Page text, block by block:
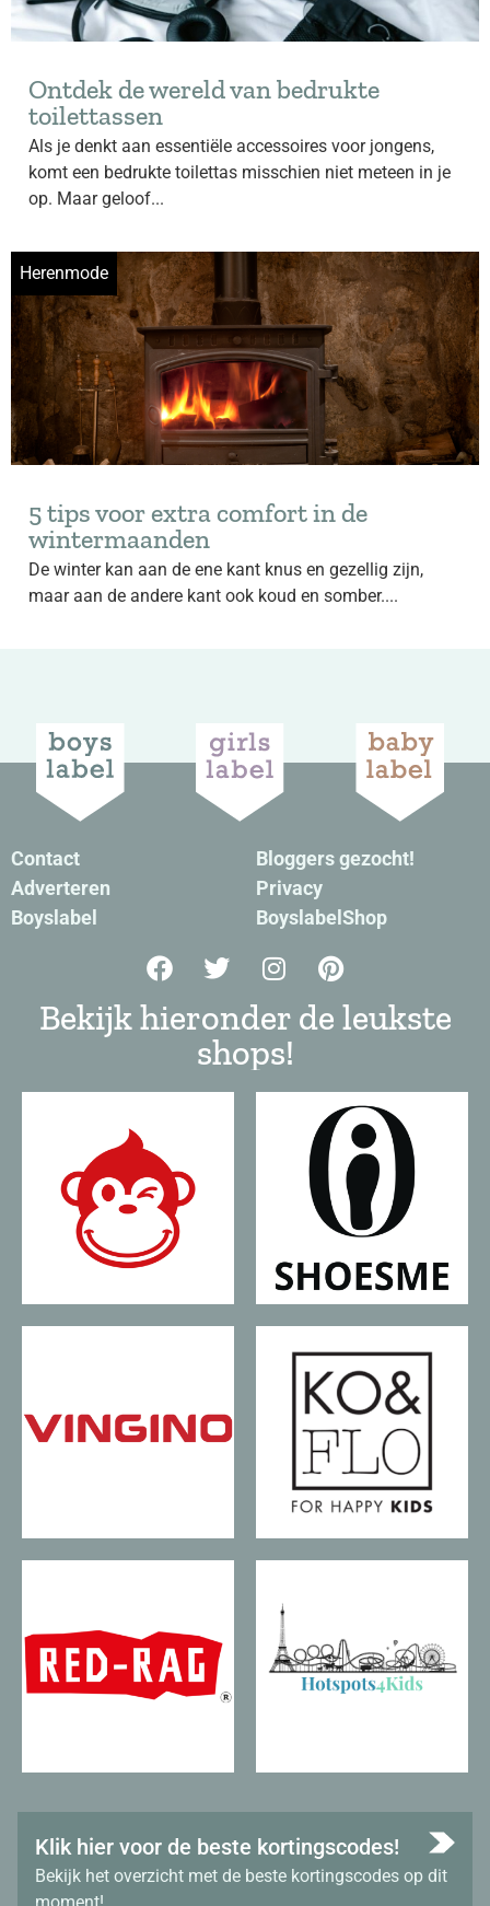
Ontdek de wereld van bedrukte
toilettassen
Als je denkt aan essentiële accessoires voor jongens,
komt een bedrukte toilettas misschien niet meteen in je
op. Maar geloof...
Herenmode
5 tips voor extra comfort in de
wintermaanden
De winter kan aan de ene kant knus en gezellig zijn,
maar aan de andere kant ook koud en somber....
Contact
Adverteren
Boyslabel
Bloggers gezocht!
Privacy
BoyslabelShop
Bekijk hieronder de leukste
shops!
Klik hier voor de beste kortingscodes!
Bekijk het overzicht met de beste kortingscodes op dit